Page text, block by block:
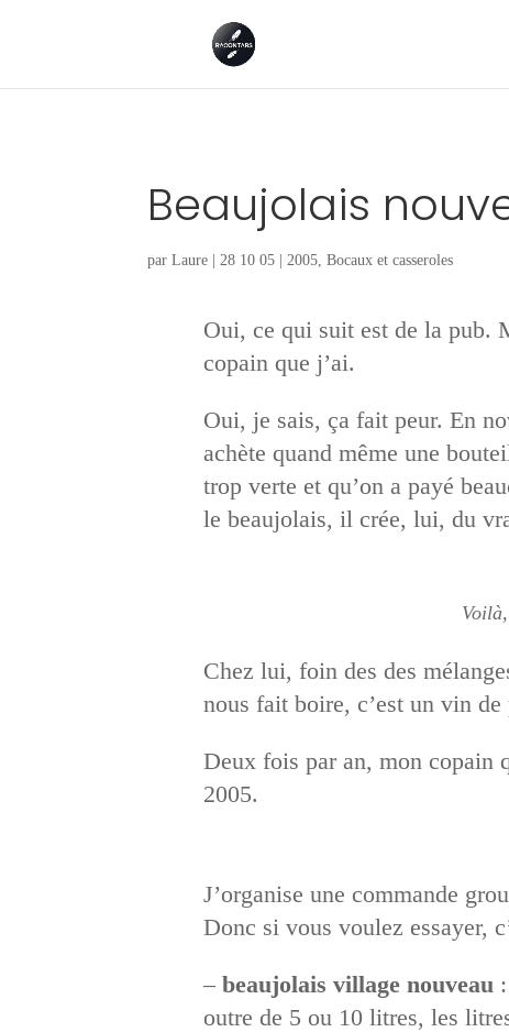
Beaujolais
parLaure | 28 10 05 | 2005 ,Bocaux et casseroles
Oui, ce qui suit est de la pub.
copain que j’ai.
Oui, je sais, ça fait peur. En
achète quand même une
trop verte et qu’on a payé
le beaujolais, il crée, lui, du
Chez lui, foin des des
nous fait boire, c’est un vin
Deux fois par an, mon copain
2005.
J’organise une commande
Donc si vous voulez essayer,
– beaujolais village nouveau
outre de 5 ou 10 litres, les